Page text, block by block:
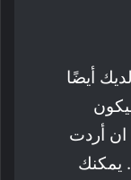
أيضًا
أردت
يمكنك